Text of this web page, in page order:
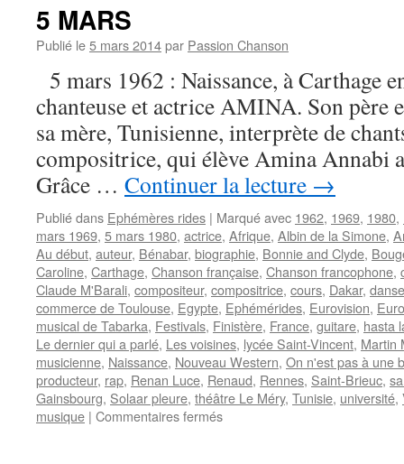
5 MARS
Publié le5 mars 2014par Passion Chanson
5 mars 1962 : Naissance, à Carthage
chanteuse et actrice AMINA. Son père
sa mère, Tunisienne, interprète de
compositrice, qui élève Amina Annabi
Grâce … Continuer la lecture →
Publié dans Ephémères rides | Marqué avec 1962, 1969, 1980,
mars 1969, 5 mars 1980, actrice, Afrique, Albin de la Simone,
Au début, auteur, Bénabar, biographie, Bonnie and Clyde,
Caroline, Carthage, Chanson française, Chanson francophone,
Claude M'Barali, compositeur, compositrice, cours, Dakar, danse
commerce de Toulouse, Egypte, Ephémérides, Eurovision,
musical de Tabarka, Festivals, Finistère, France, guitare, hasta
Le dernier qui a parlé, Les voisines, lycée Saint-Vincent, Martin
musicienne, Naissance, Nouveau Western, On n'est pas à une
producteur, rap, Renan Luce, Renaud, Rennes, Saint-Brieuc,
Gainsbourg, Solaar pleure, théâtre Le Méry, Tunisie, université,
musique | Commentaires ferméssur